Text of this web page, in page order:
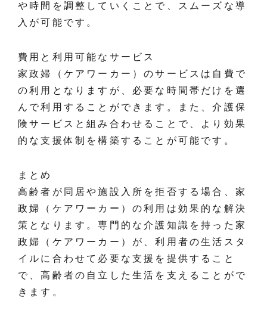
や時間を調整していくことで、スムーズな導
入が可能です。
費用と利用可能なサービス
家政婦（ケアワーカー）のサービスは自費で
の利用となりますが、必要な時間帯だけを選
んで利用することができます。また、介護保
険サービスと組み合わせることで、より効果
的な支援体制を構築することが可能です。
まとめ
高齢者が同居や施設入所を拒否する場合、家
政婦（ケアワーカー）の利用は効果的な解決
策となります。専門的な介護知識を持った家
政婦（ケアワーカー）が、利用者の生活スタ
イルに合わせて必要な支援を提供すること
で、高齢者の自立した生活を支えることがで
きます。